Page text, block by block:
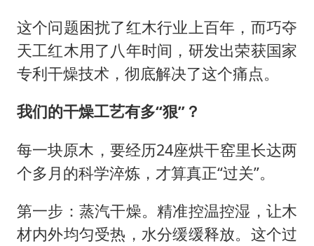
这个问题困扰了红木行业上百年，而巧夺
天工红木用了八年时间，研发出荣获国家
专利干燥技术，彻底解决了这个痛点。
我们的干燥工艺有多“狠”？
每一块原木，要经历24座烘干窑里长达两
个多月的科学淬炼，才算真正“过关”。
第一步：蒸汽干燥。精准控温控湿，让木
材内外均匀受热，水分缓缓释放。这个过